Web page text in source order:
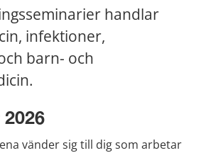
handlar
infektioner,
barn- och
vänder sig till dig som arbetar